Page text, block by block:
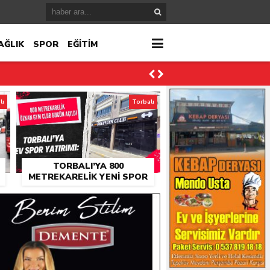
SPOR EĞİTİM
TORBALI’YA 800
METREKARELIK YENI SPOR
AÇILDI
Torbalı